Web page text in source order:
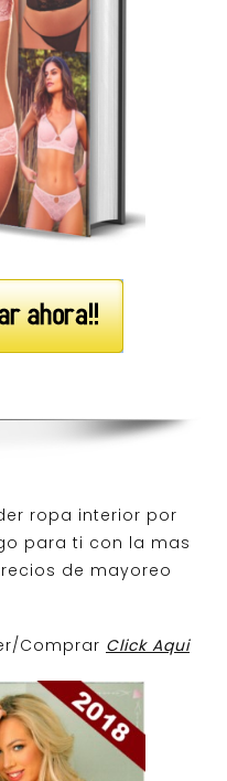
ropa interior por
para ti con la mas
de mayoreo
Comprar Click Aqui